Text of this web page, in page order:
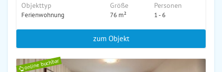
Objekttyp
Ferienwohnung
Größe
76 m²
Personen
1 - 6
zum Objekt
online buchbar